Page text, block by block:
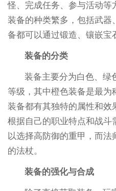
怪、完成任务、参与活动等
装备的种类繁多，包括武器
备都可以通过锻造、镶嵌宝
装备的分类
装备主要分为白色、绿
等级，其中橙色装备是最为
装备都有其独特的属性和效
根据自己的职业特点和战斗
以选择高防御的重甲，而
的法杖。
装备的强化与合成